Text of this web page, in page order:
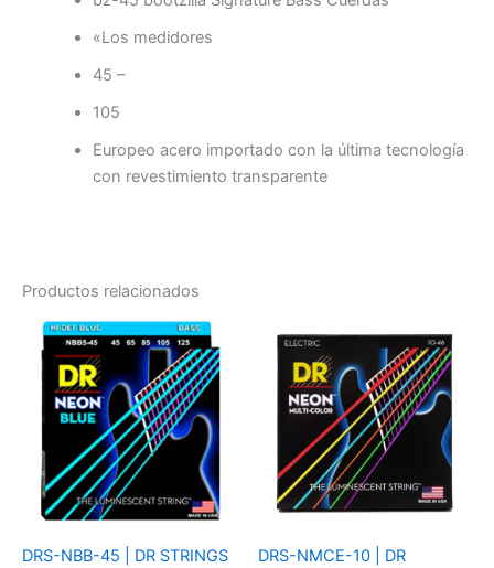
«Los medidores
45 –
105
Europeo acero importado con la última tecnología
con revestimiento transparente
Productos relacionados
DRS-NBB-45 | DR STRINGS
DRS-NMCE-10 | DR